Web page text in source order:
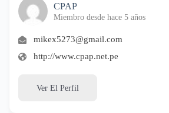
CPAP
Miembro desde hace 5 años
mikex5273@gmail.com
http://www.cpap.net.pe
Ver El Perfil